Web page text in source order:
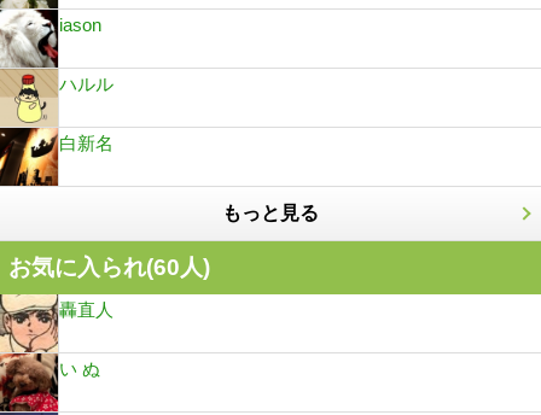
iason
ハルル
白新名
もっと見る
お気に入られ(60人)
轟直人
い ぬ